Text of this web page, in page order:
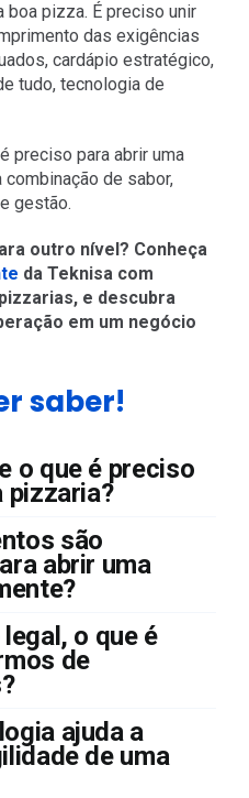
boa pizza. É preciso unir
das exigências
cardápio estratégico,
tudo, tecnologia de
preciso para abrir uma
de sabor,
gestão.
outro nível? Conheça
da Teknisa com
e descubra
em um negócio
saber!
o que é preciso
pizzaria?
são
abrir uma
o que é
de
ajuda a
de uma